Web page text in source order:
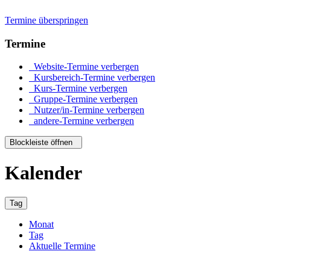
Termine überspringen
Termine
Website-Termine verbergen
Kursbereich-Termine verbergen
Kurs-Termine verbergen
Gruppe-Termine verbergen
Nutzer/in-Termine verbergen
andere-Termine verbergen
Blockleiste öffnen
Kalender
Tag
Monat
Tag
Aktuelle Termine